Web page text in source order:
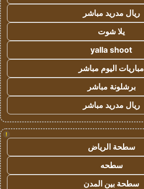
ريال مدريد مباشر
يلا شوت
yalla shoot
مباريات اليوم مباشر
برشلونة مباشر
ريال مدريد مباشر
!
سطحة الرياض
سطحه
سطحة بين المدن